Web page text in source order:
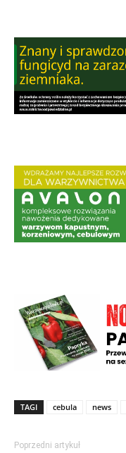
TAGI cebula news
Poprzedni artykuł